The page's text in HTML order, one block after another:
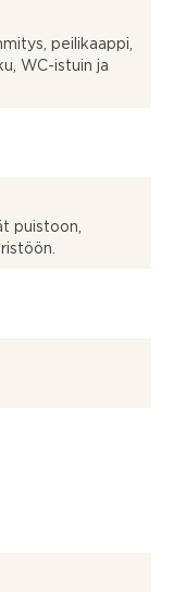
peilikaappi,
WC-istuin ja
puistoon,